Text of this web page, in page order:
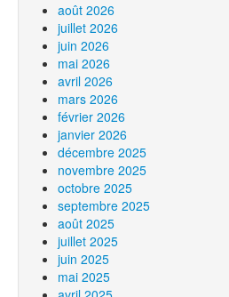
août 2026
juillet 2026
juin 2026
mai 2026
avril 2026
mars 2026
février 2026
janvier 2026
décembre 2025
novembre 2025
octobre 2025
septembre 2025
août 2025
juillet 2025
juin 2025
mai 2025